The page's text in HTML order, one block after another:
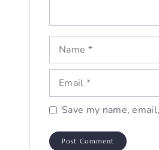
Name
Email
Save my name,